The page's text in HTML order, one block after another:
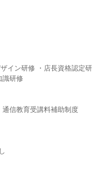
イン研修 ・店長資格認定研